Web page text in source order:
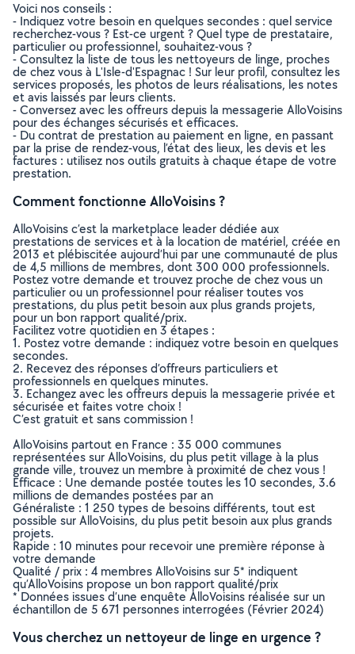
Voici nos conseils :
- Indiquez votre besoin en quelques secondes : quel service
recherchez-vous ? Est-ce urgent ? Quel type de prestataire,
particulier ou professionnel, souhaitez-vous ?
- Consultez la liste de tous les nettoyeurs de linge, proches
de chez vous à L'Isle-d'Espagnac ! Sur leur profil, consultez les
services proposés, les photos de leurs réalisations, les notes
et avis laissés par leurs clients.
- Conversez avec les offreurs depuis la messagerie AlloVoisins
pour des échanges sécurisés et efficaces.
- Du contrat de prestation au paiement en ligne, en passant
par la prise de rendez-vous, l’état des lieux, les devis et les
factures : utilisez nos outils gratuits à chaque étape de votre
prestation.
Comment fonctionne AlloVoisins ?
AlloVoisins c’est la marketplace leader dédiée aux
prestations de services et à la location de matériel, créée en
2013 et plébiscitée aujourd’hui par une communauté de plus
de 4,5 millions de membres, dont 300 000 professionnels.
Postez votre demande et trouvez proche de chez vous un
particulier ou un professionnel pour réaliser toutes vos
prestations, du plus petit besoin aux plus grands projets,
pour un bon rapport qualité/prix.
Facilitez votre quotidien en 3 étapes :
1. Postez votre demande : indiquez votre besoin en quelques
secondes.
2. Recevez des réponses d’offreurs particuliers et
professionnels en quelques minutes.
3. Echangez avec les offreurs depuis la messagerie privée et
sécurisée et faites votre choix !
C’est gratuit et sans commission !
AlloVoisins partout en France : 35 000 communes
représentées sur AlloVoisins, du plus petit village à la plus
grande ville, trouvez un membre à proximité de chez vous !
Efficace : Une demande postée toutes les 10 secondes, 3.6
millions de demandes postées par an
Généraliste : 1 250 types de besoins différents, tout est
possible sur AlloVoisins, du plus petit besoin aux plus grands
projets.
Rapide : 10 minutes pour recevoir une première réponse à
votre demande
Qualité / prix : 4 membres AlloVoisins sur 5* indiquent
qu’AlloVoisins propose un bon rapport qualité/prix
* Données issues d’une enquête AlloVoisins réalisée sur un
échantillon de 5 671 personnes interrogées (Février 2024)
Vous cherchez un nettoyeur de linge en urgence ?